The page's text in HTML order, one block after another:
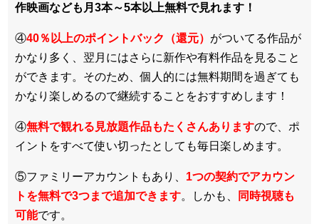
作映画なども月3本～5本以上無料で見れます！
④40％以上のポイントバック（還元） がついてる作品が
かなり多く、翌月にはさらに新作や有料作品を見ること
ができます。そのため、個人的には無料期間を過ぎても
かなり楽しめるので継続することをおすすめします！
④無料で観れる見放題作品もたくさんありますので、ポ
イントをすべて使い切ったとしても毎日楽しめます。
⑤ファミリーアカウントもあり、 1つの契約でアカウン
トを無料で3つまで追加できます。しかも、
同時視聴も
可能です。